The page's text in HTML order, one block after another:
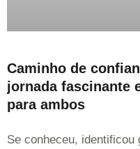
Caminho de
jornada fascinante
para ambos
Se conheceu, identificou